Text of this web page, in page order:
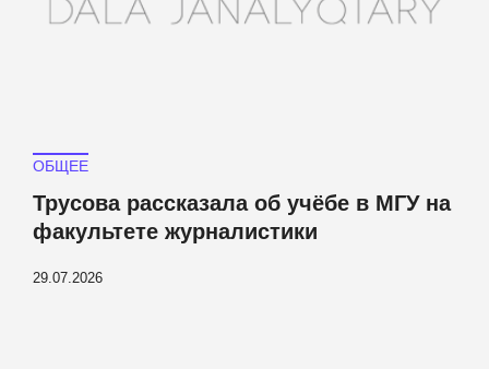
ОБЩЕЕ
Трусова рассказала об учёбе в МГУ на
факультете журналистики
29.07.2026